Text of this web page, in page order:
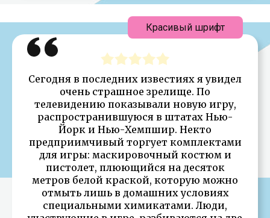
Сегодня в последних известиях я увидел
очень страшное зрелище. По
телевидению показывали новую игру,
распространившуюся в штатах Нью-
Йорк и Нью-Хемпшир. Некто
предприимчивый торгует комплектами
для игры: маскировочный костюм и
пистолет, плюющийся на десяток
метров белой краской, которую можно
отмыть лишь в домашних условиях
специальными химикатами. Люди,
Красивый шрифт